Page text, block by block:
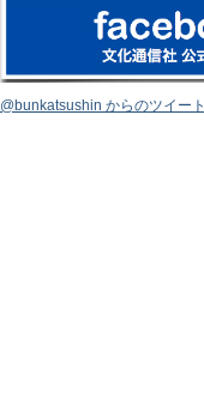
@bunkatsushin からのツイート